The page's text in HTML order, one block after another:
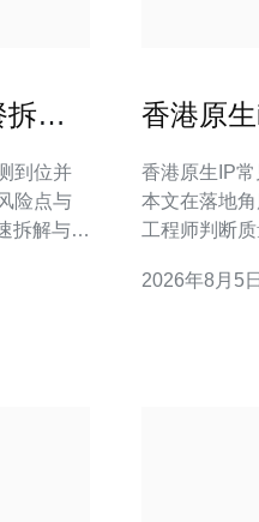
解
到位并
险点与
评分，
香港原
香港原生IP
本文在落地
工程师判断
在于同时评
2026年8月5日